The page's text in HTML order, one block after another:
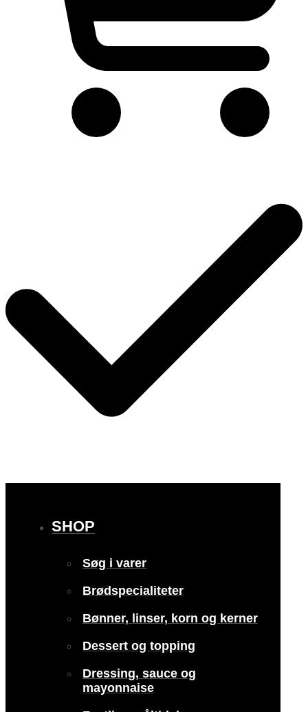
SHOP
Søg i varer
Brødspecialiteter
Bønner, linser, korn og kerner
Dessert og topping
Dressing, sauce og
mayonnaise